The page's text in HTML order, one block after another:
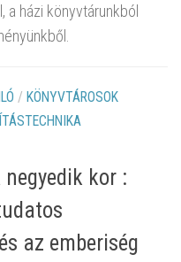
a házi könyvtárunkból
/ KÖNYVTÁROSOK
negyedik kor :
az emberiség